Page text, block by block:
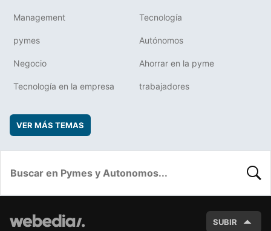
Management Tecnología
pymes Autónomos
Negocio Ahorrar en la pyme
Tecnología en la empresa trabajadores
VER MÁS TEMAS
SUBIR